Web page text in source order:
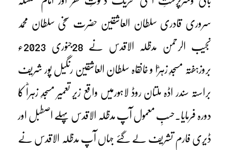
سروری قادری سلطان العاشقین حضرت سخی سلطان محمد
نجیب الرحمن مدظلہ الاقدس نے 28جنوری 2023ء
بروزہفتہ مسجدِ زہرؓا و خانقاہ سلطان العاشقین رنگیل پور شریف
براستہ سندر اڈہ ملتان روڈ لاہورمیں واقع زیر تعمیر مسجدِ زہراؓ کا
دورہ فرمایا۔حسبِ معمول آپ مدظلہ الاقدس پہلے اصطبل اور
ڈیری فارم تشریف لے گئے جہاں آپ مدظلہ الاقدس نے